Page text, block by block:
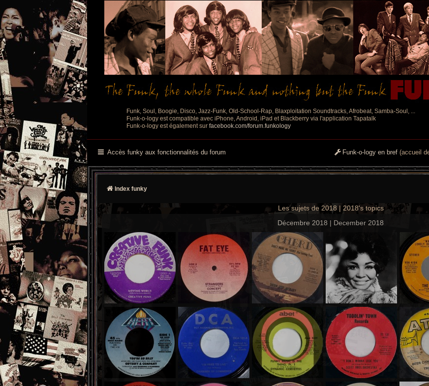
Funk, Soul, Boogie, Disco, Jazz-Funk, Old-School-Rap, Blaxploitation Soundtracks, Afrobeat, Samba-Soul, ...
Funk-o-logy est compatible avec iPhone, Android, iPad et Blackberry via l'application Tapatalk
Funk-o-logy est également sur facebook.com/forum.funkology
Accès funky aux fonctionnalités du forum Funk-o-logy en bref (accueil
Index funky
Les sujets de 2018 | 2018's topics
Décembre 2018 | December 2018